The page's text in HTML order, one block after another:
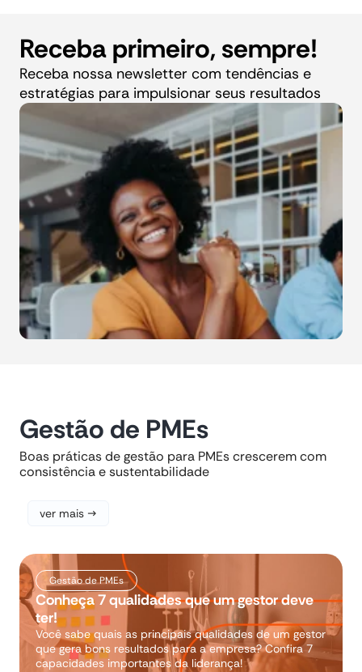
Receba primeiro, sempre!
Receba nossa newsletter com tendências e
estratégias para impulsionar seus resultados
Gestão de PMEs
Boas práticas de gestão para PMEs crescerem com
consistência e sustentabilidade
ver mais →
Gestão de PMEs
Conheça 7 qualidades que um gestor deve
ter!
Você sabe quais as principais qualidades de um gestor
que gera bons resultados para a empresa? Confira 7
capacidades importantes da liderança!